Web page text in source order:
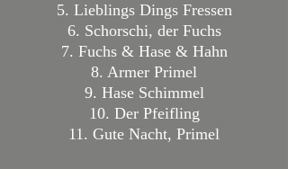
5. Lieblings Dings Fressen
6. Schorschi, der Fuchs
7. Fuchs & Hase & Hahn
8. Armer Primel
9. Hase Schimmel
10. Der Pfeifling
11. Gute Nacht, Primel